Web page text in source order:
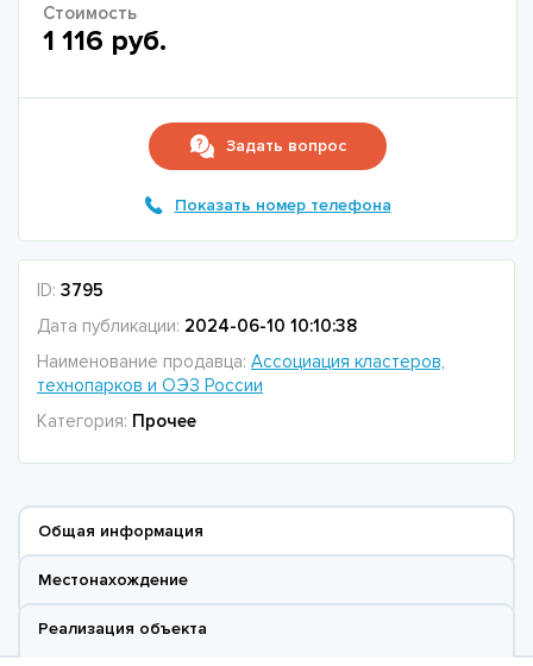
Стоимость
1 116 руб.
Задать вопрос
Показать номер телефона
ID: 3795
Дата публикации: 2024-06-10 10:10:38
Наименование продавца: Ассоциация кластеров,
технопарков и ОЭЗ России
Категория: Прочее
Общая информация
Местонахождение
Реализация объекта